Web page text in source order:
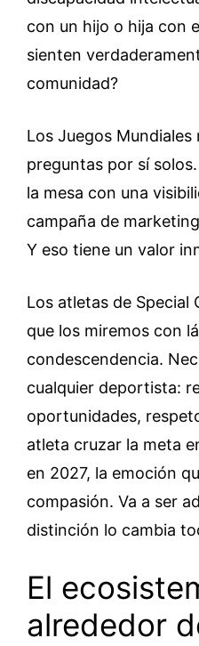
con un hijo o hija con
sienten
comunidad?
Los Juegos
preguntas por sí
la mesa con una
campaña de
Y eso tiene un valor
Los atletas de Special
que los miremos con
condescendencia.
cualquier deportista:
oportunidades,
atleta cruzar la meta
en 2027, la emoción
compasión. Va a ser
distinción lo cambia
El
alrededor